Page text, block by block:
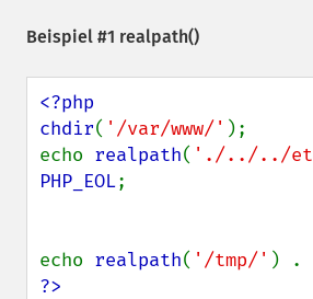
Beispiel #1 realpath()
<?php
chdir( '/var/www/' );
echo realpath( './../../
PHP_EOL;
echo realpath( '/tmp/' ) .
?>